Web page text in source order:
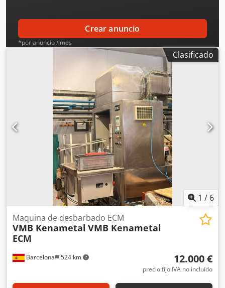
Crear anuncio
*por anuncio / mes
Clasificado
1 / 6
Barcelona 524 km
Maquina de desbarbado ECM
VMB Kenametal VMB Kenametal
ECM
12.000 €
precio fijo IVA no incluído